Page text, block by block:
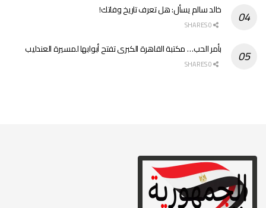
خالد سالم يسأل: هل تعرف تاريخ وفاتك!
بأمر الحب… مكتبة القاهرة الكبرى تفتح أبوابها لمسيرة العندليب